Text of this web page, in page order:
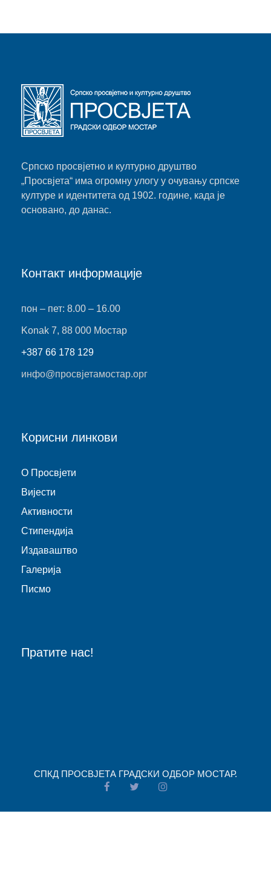
Српско просвјетно и културно друштво
„Просвјета“ има огромну улогу у очувању српске
културе и идентитета од 1902. године, када је
основано, до данас.
Контакт информације
пон – пет: 8.00 – 16.00
Konak 7, 88 000 Мостар
+387 66 178 129
инфо@просвјетамостар.орг
Корисни линкови
O Просвјети
Виjести
Активности
Стипендија
Издаваштво
Галерија
Писмо
Пратите нас!
СПКД ПРОСВJЕТА ГРАДСКИ ОДБОР МОСТАР.